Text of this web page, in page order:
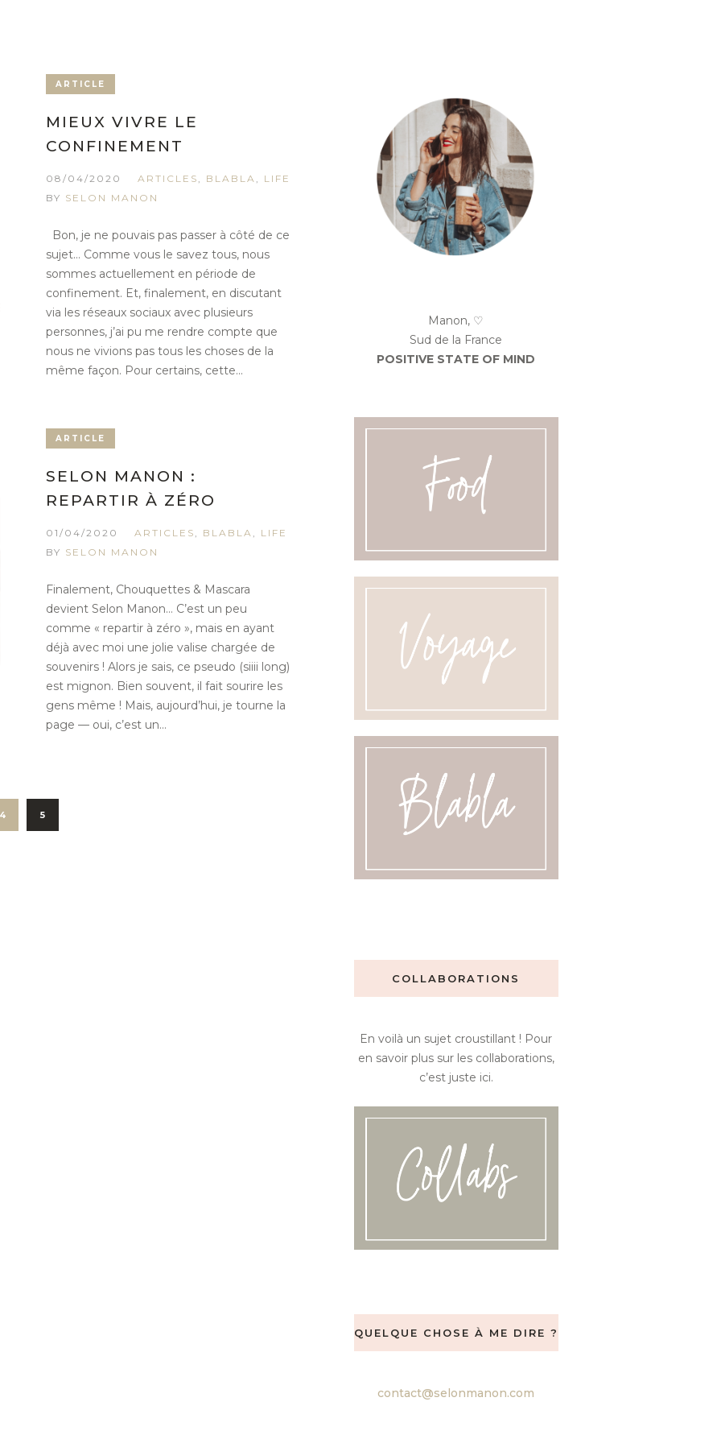
ARTICLE
MIEUX VIVRE LE
CONFINEMENT
08/04/2020 ARTICLES , BLABLA , LIFE
BY SELON MANON
Bon, je ne pouvais pas passer à côté de ce
sujet… Comme vous le savez tous, nous
sommes actuellement en période de
confinement. Et, finalement, en discutant
via les réseaux sociaux avec plusieurs
personnes, j’ai pu me rendre compte que
nous ne vivions pas tous les choses de la
même façon. Pour certains, cette...
ARTICLE
SELON MANON :
REPARTIR À ZÉRO
01/04/2020 ARTICLES , BLABLA , LIFE
BY SELON MANON
Finalement, Chouquettes & Mascara
devient Selon Manon… C’est un peu
comme « repartir à zéro », mais en ayant
déjà avec moi une jolie valise chargée de
souvenirs ! Alors je sais, ce pseudo (siiii long)
est mignon. Bien souvent, il fait sourire les
gens même ! Mais, aujourd’hui, je tourne la
page — oui, c’est un...
4 5
Manon, ♡
Sud de la France
POSITIVE STATE OF MIND
COLLABORATIONS
En voilà un sujet croustillant ! Pour
en savoir plus sur les collaborations,
c’est juste ici.
QUELQUE CHOSE À ME DIRE ?
contact@selonmanon.com